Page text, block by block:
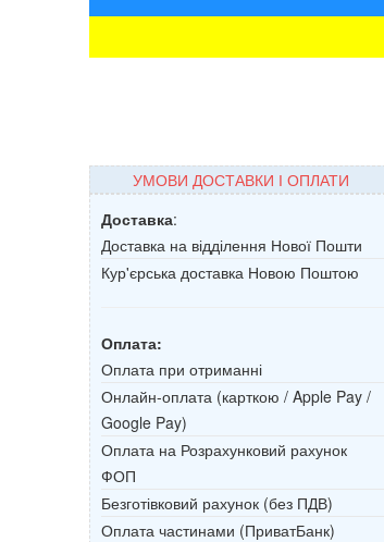
УМОВИ ДОСТАВКИ І ОПЛАТИ
Доставка:
Доставка на відділення Нової Пошти
Кур'єрська доставка Новою Поштою
Оплата:
Оплата при отриманні
Онлайн-оплата (карткою / Apple Pay /
Google Pay)
Оплата на Розрахунковий рахунок
ФОП
Безготівковий рахунок (без ПДВ)
Оплата частинами (ПриватБанк)